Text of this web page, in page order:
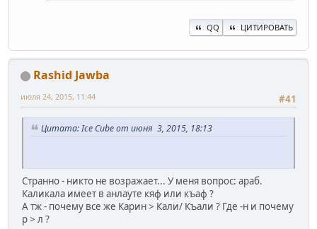
QQ ЦИТИРОВАТЬ
Rashid Jawba
#41
июля 24, 2015, 11:44
Цитата: Ice Cube от июня 3, 2015, 18:13
Странно - никто не возражает... У меня вопрос: араб.
Каликала имеет в анлауте кяф или къаф ?
А тж - почему все же Карин > Кали/ Къали ? Где -н и почему
р > л ?